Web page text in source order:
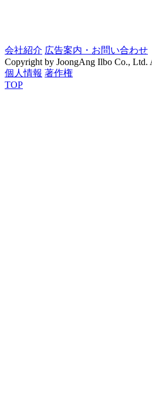
会社紹介 広告案内・お問い合わせ
Copyright by JoongAng Ilbo Co., Ltd.
個人情報 著作権
TOP